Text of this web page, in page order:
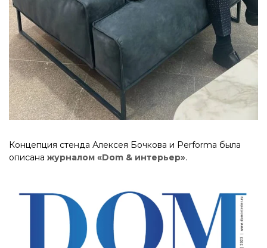
Концепция стенда Алексея Бочкова и Performa была
описана журналом «Dom & интерьер».